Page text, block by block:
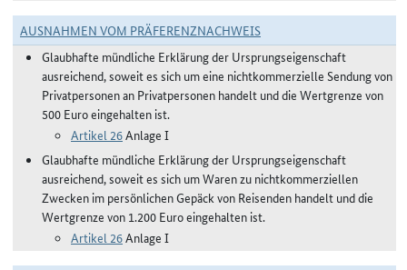
AUSNAHMEN VOM PRÄFERENZNACHWEIS
Glaubhafte mündliche Erklärung der Ursprungseigenschaft
ausreichend, soweit es sich um eine nichtkommerzielle Sendung von
Privatpersonen an Privatpersonen handelt und die Wertgrenze von
500 Euro eingehalten ist.
Artikel 26Anlage I
Glaubhafte mündliche Erklärung der Ursprungseigenschaft
ausreichend, soweit es sich um Waren zu nichtkommerziellen
Zwecken im persönlichen Gepäck von Reisenden handelt und die
Wertgrenze von 1.200 Euro eingehalten ist.
Artikel 26Anlage I